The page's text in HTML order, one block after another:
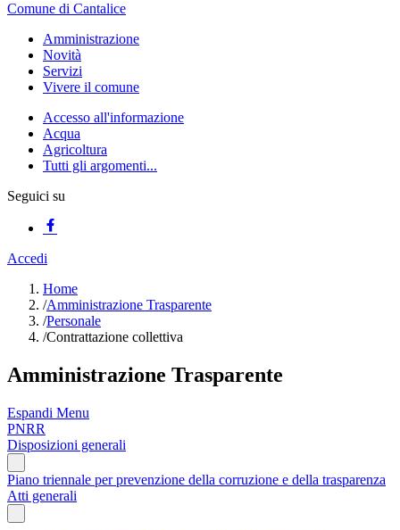
Comune di Cantalice
Amministrazione
Novità
Servizi
Vivere il comune
Accesso all'informazione
Acqua
Agricoltura
Tutti gli argomenti...
Seguici su
Accedi
Home
/Amministrazione Trasparente
/Personale
/Contrattazione collettiva
Amministrazione Trasparente
Espandi Menu
PNRR
Disposizioni generali
Piano triennale per prevenzione della corruzione e della trasparenza
Atti generali